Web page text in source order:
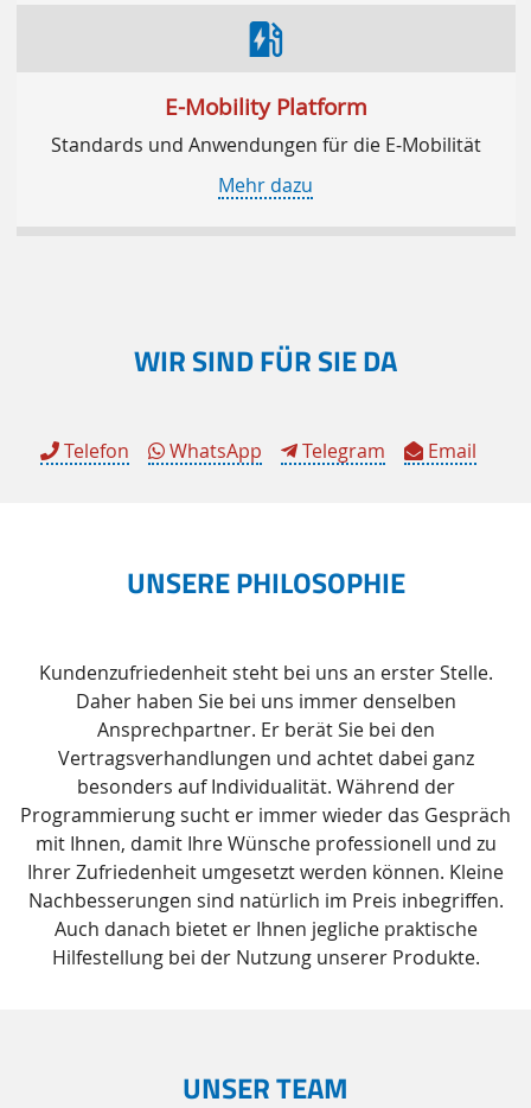
ev_station
E-Mobility Platform
Standards und Anwendungen für die E-Mobilität
Mehr dazu
WIR SIND FÜR SIE DA
Telefon WhatsApp Telegram Email
UNSERE PHILOSOPHIE
Kundenzufriedenheit steht bei uns an erster Stelle.
Daher haben Sie bei uns immer denselben
Ansprechpartner. Er berät Sie bei den
Vertragsverhandlungen und achtet dabei ganz
besonders auf Individualität. Während der
Programmierung sucht er immer wieder das Gespräch
mit Ihnen, damit Ihre Wünsche professionell und zu
Ihrer Zufriedenheit umgesetzt werden können. Kleine
Nachbesserungen sind natürlich im Preis inbegriffen.
Auch danach bietet er Ihnen jegliche praktische
Hilfestellung bei der Nutzung unserer Produkte.
UNSER TEAM